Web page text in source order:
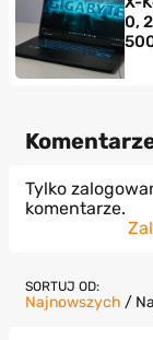
0,
Tylko
komentarze.
SORTUJ OD:
Najnowszych /